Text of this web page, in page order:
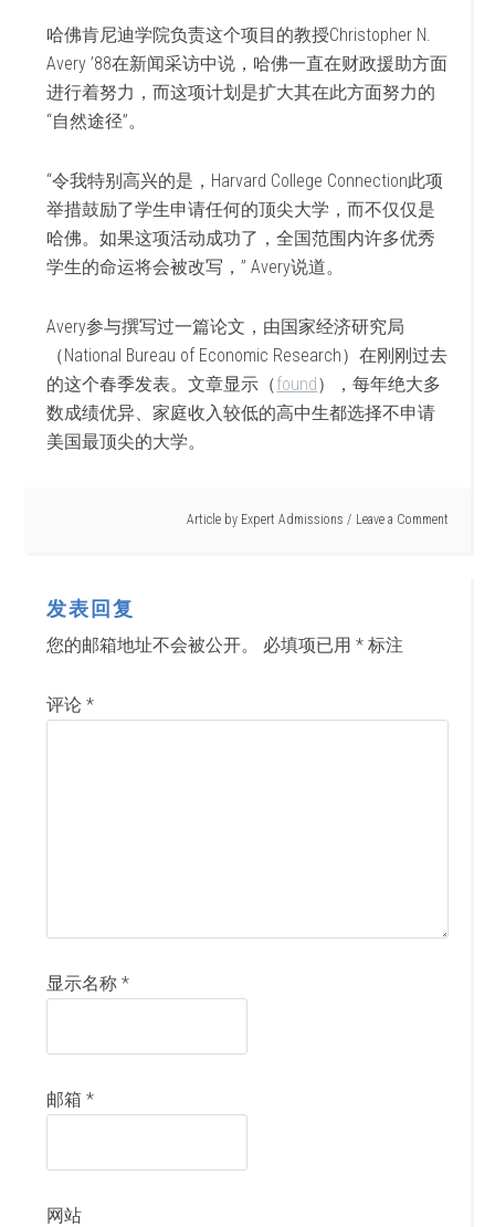
哈佛肯尼迪学院负责这个项目的教授Christopher N.
Avery ’88在新闻采访中说，哈佛一直在财政援助方面
进行着努力，而这项计划是扩大其在此方面努力的
“自然途径”。
“令我特别高兴的是，Harvard College Connection此项
举措鼓励了学生申请任何的顶尖大学，而不仅仅是
哈佛。如果这项活动成功了，全国范围内许多优秀
学生的命运将会被改写，” Avery说道。
Avery参与撰写过一篇论文，由国家经济研究局
（National Bureau of Economic Research）在刚刚过去
的这个春季发表。文章显示（found），每年绝大多
数成绩优异、家庭收入较低的高中生都选择不申请
美国最顶尖的大学。
Article by Expert Admissions Leave a Comment
发表回复
您的邮箱地址不会被公开。 必填项已用* 标注
评论*
显示名称*
邮箱*
网站